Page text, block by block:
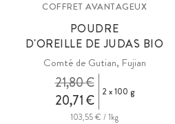
COFFRET AVANTAGEUX
POUDRE
D'OREILLE DE JUDAS BIO
Comté de Gutian, Fujian
20,71 €
21,80 € 2 x 100 g
103,55 € / 1kg